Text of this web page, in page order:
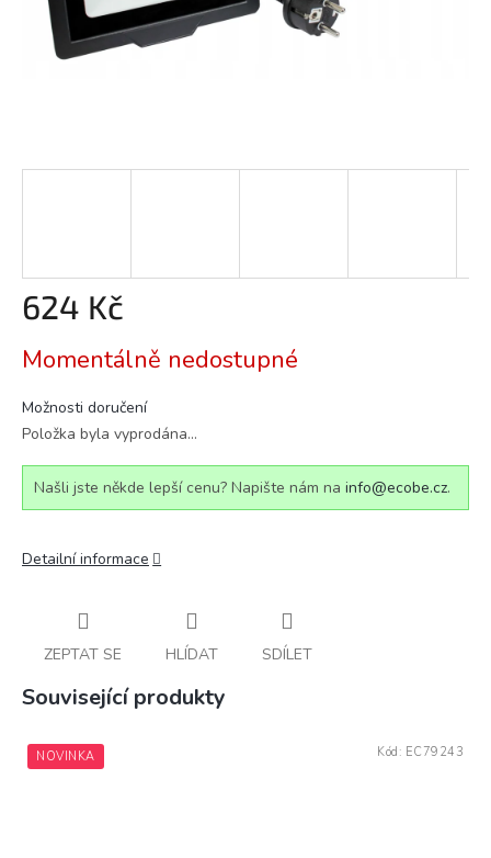
624 Kč
cena:
Momentálně nedostupné
Možnosti doručení
Položka byla vyprodána…
Našli jste někde lepší cenu? Napište nám na info@ecobe.cz.
Detailní informace
ZEPTAT SE HLÍDAT SDÍLET
Související produkty
NOVINKA Kód: EC79243